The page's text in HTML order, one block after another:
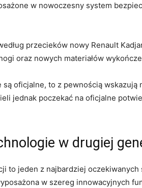
‍w nowoczesny system
przecieków nowy Renault
⁢oraz⁤ nowych materiałów
oficjalne, to z ⁣pewnością
⁤jednak poczekać⁤ na oficjalne
w drugiej
to jeden z najbardziej
w szereg innowacyjnych